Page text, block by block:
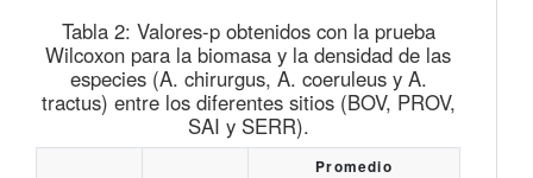
Tabla 2: Valores-p obtenidos con la prueba
Wilcoxon para la biomasa y la densidad de las
especies (A. chirurgus, A. coeruleus y A.
tractus) entre los diferentes sitios (BOV, PROV,
SAI y SERR).
Promedio